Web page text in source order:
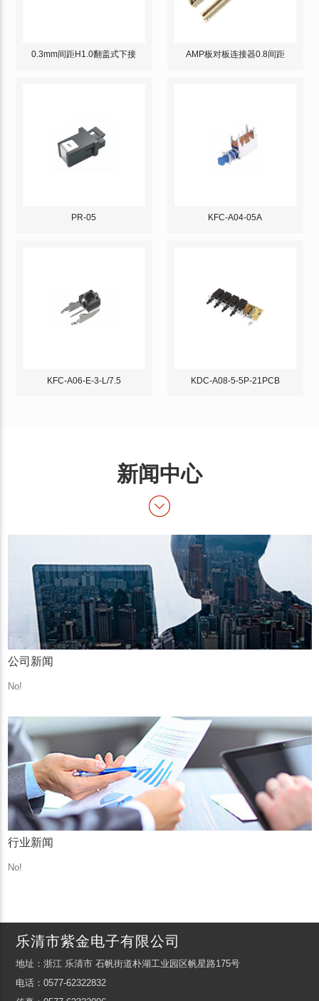
0.3mm间距H1.0翻盖式下接 AMP板对板连接器0.8间距
PR-05 KFC-A04-05A
KFC-A06-E-3-L/7.5 KDC-A08-5-5P-21PCB
新闻中心
公司新闻
No!
行业新闻
No!
乐清市紫金电子有限公司
地址：浙江 乐清市 石帆街道朴湖工业园区帆星路175号
电话：0577-62322832